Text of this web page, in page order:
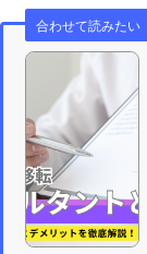
合わせて読みたい